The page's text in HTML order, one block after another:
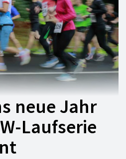
neue Jahr
Laufserie